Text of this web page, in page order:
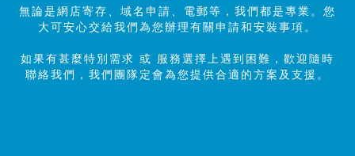
無論是網店寄存、域名申請、電郵等，我們都是專業。您
大可安心交給我們為您辦理有關申請和安裝事項。
如果有甚麼特別需求 或 服務選擇上遇到困難，歡迎隨時
聯絡我們，我們團隊定會為您提供合適的方案及支援。